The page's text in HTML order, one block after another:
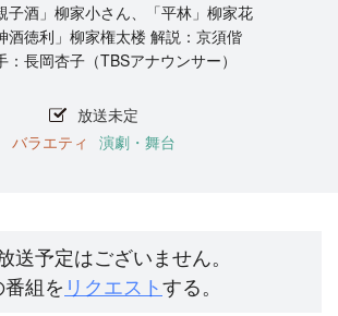
子酒」柳家小さん、「平林」柳家花
酒徳利」柳家権太楼 解説：京須偕
：長岡杏子（TBSアナウンサー）
放送未定
バラエティ
演劇・舞台
送予定はございません。
番組を リクエストする。